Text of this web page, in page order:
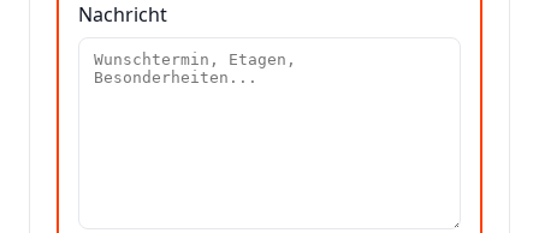
Nachricht